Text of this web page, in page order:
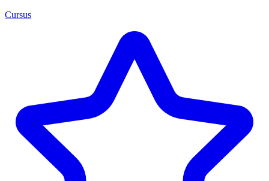
Cursus